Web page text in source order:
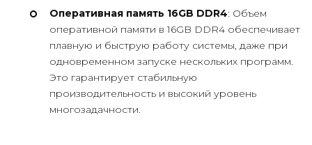
Оперативная память 16GB DDR4: Объем
оперативной памяти в 16GB DDR4 обеспечивает
плавную и быструю работу системы, даже при
одновременном запуске нескольких программ.
Это гарантирует стабильную
производительность и высокий уровень
многозадачности.